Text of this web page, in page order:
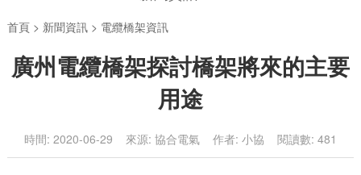
首頁> 新聞資訊> 電纜橋架資訊
廣州電纜橋架探討橋架將來的主要
用途
時間: 2020-06-29 來源: 協合電氣 作者: 小協 閱讀數: 481